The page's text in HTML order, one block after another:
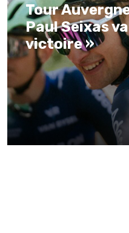
Tour
Paul Seixas
victoire »